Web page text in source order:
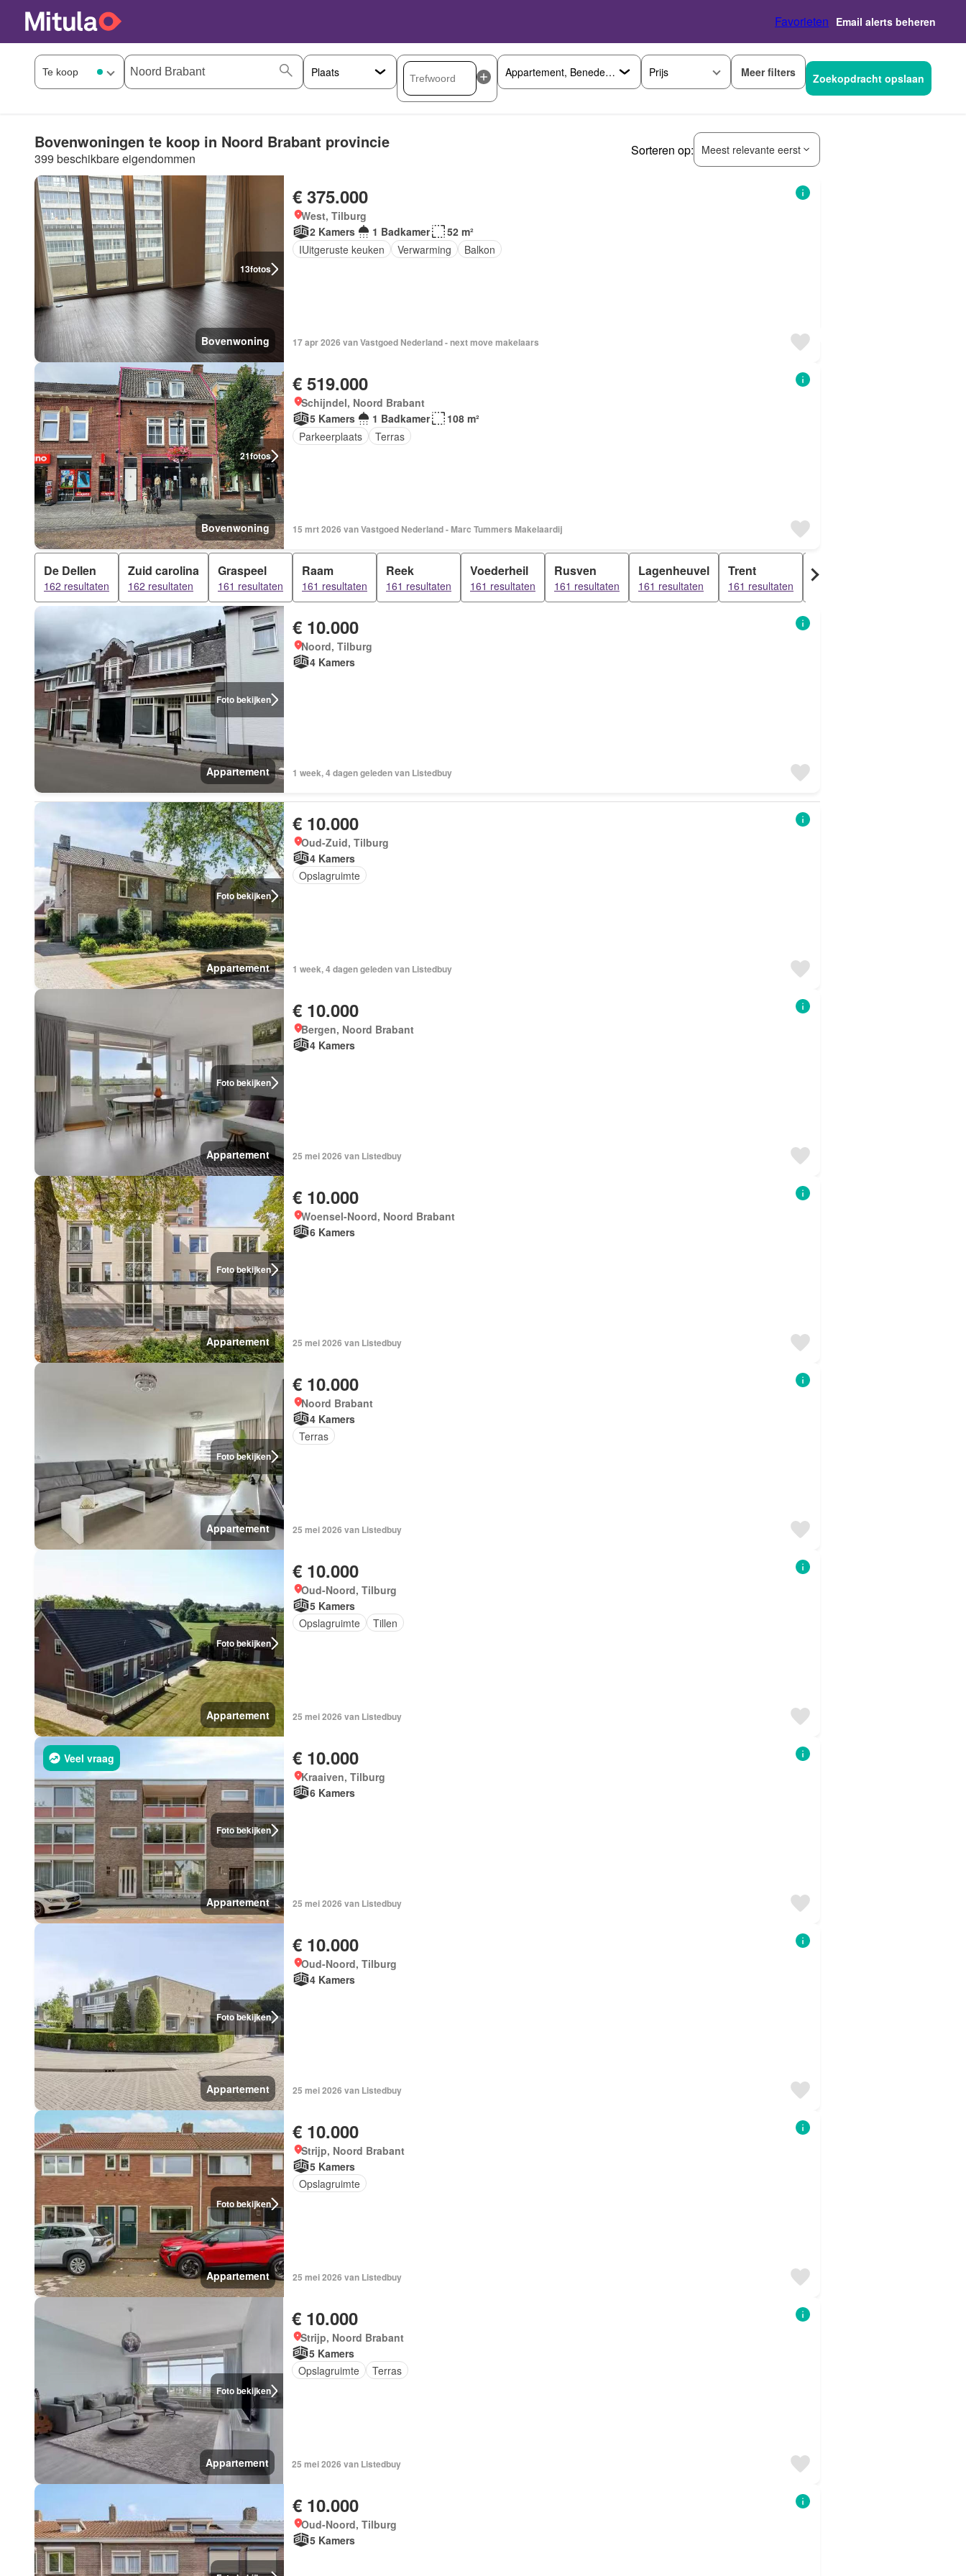
Favorieten Email alerts beheren
Prijs Meer filters Zoekopdracht opslaan
Bovenwoningen te koop in Noord Brabant provincie
399 beschikbare eigendommen
Sorteren op: Meest relevante eerst
13fotos
Bovenwoning
€ 375.000
West, Tilburg
2 Kamers
1 Badkamer
52 m²
IUitgeruste keuken
Verwarming Balkon
17 apr 2026 van Vastgoed Nederland - next move makelaars
21fotos
Bovenwoning
€ 519.000
Schijndel, Noord Brabant
5 Kamers
1 Badkamer
108 m²
Parkeerplaats
Terras
15 mrt 2026 van Vastgoed Nederland - Marc Tummers Makelaardij
De Dellen
162 resultaten
Zuid carolina
162 resultaten
Graspeel
161 resultaten
Raam
161 resultaten
Reek
161 resultaten
Voederheil
161 resultaten
Rusven
161 resultaten
Lagenheuvel
161 resultaten
Trent
161 resultaten
Oventje
161 resultaten
Foto bekijken
Appartement
€ 10.000
Noord, Tilburg
4 Kamers
1 week, 4 dagen geleden van Listedbuy
Foto bekijken
Appartement
€ 10.000
Oud-Zuid, Tilburg
4 Kamers
Opslagruimte
1 week, 4 dagen geleden van Listedbuy
Foto bekijken
Appartement
€ 10.000
Bergen, Noord Brabant
4 Kamers
25 mei 2026 van Listedbuy
Foto bekijken
Appartement
€ 10.000
Woensel-Noord, Noord Brabant
6 Kamers
25 mei 2026 van Listedbuy
Foto bekijken
Appartement
€ 10.000
Noord Brabant
4 Kamers
Terras
25 mei 2026 van Listedbuy
Foto bekijken
Appartement
€ 10.000
Oud-Noord, Tilburg
5 Kamers
Opslagruimte
Tillen
25 mei 2026 van Listedbuy
Foto bekijken
Veel vraag
Appartement
€ 10.000
Kraaiven, Tilburg
6 Kamers
25 mei 2026 van Listedbuy
Foto bekijken
Appartement
€ 10.000
Oud-Noord, Tilburg
4 Kamers
25 mei 2026 van Listedbuy
Foto bekijken
Appartement
€ 10.000
Strijp, Noord Brabant
5 Kamers
Opslagruimte
25 mei 2026 van Listedbuy
Foto bekijken
Appartement
€ 10.000
Strijp, Noord Brabant
5 Kamers
Opslagruimte
Terras
25 mei 2026 van Listedbuy
€ 10.000
Oud-Noord, Tilburg
5 Kamers